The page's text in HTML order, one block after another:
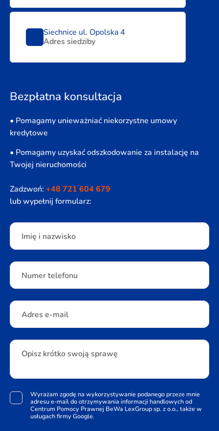
Siechnice ul. Opolska 4
Adres siedziby
Bezpłatna konsultacja
• Pomagamy unieważniać niekorzystne umowy
kredytowe
• Pomagamy uzyskać odszkodowanie za instalację na
Twojej nieruchomości
Zadzwoń: +48 721 604 679
lub wypełnij formularz:
Please leave this field empty.
Imię i nazwisko
Numer telefonu
Adres e-mail
Opisz krótko swoją sprawę
Wyrażam zgodę na wykorzystywanie podanego przeze mnie
adresu e-mail do otrzymywania informacji handlowych od
Centrum Pomocy Prawnej BeWa LexGroup sp. z o.o., także w
usługach firmy Google.